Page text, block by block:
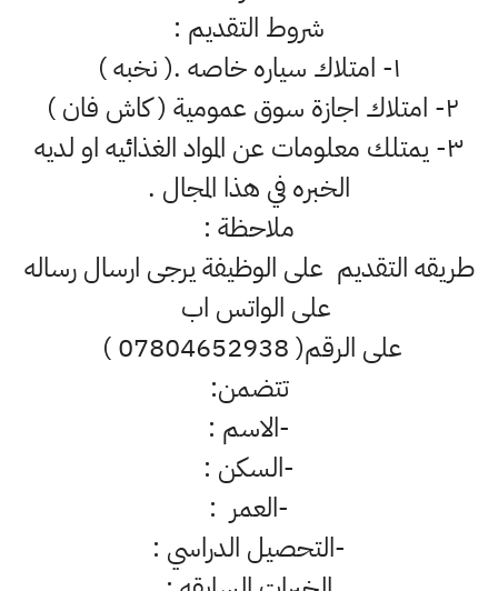
‎١- امتلاك سياره خاصه .( نخبه )
٢- امتلاك اجازة سوق عمومية ( كاش فان )
٣- يمتلك معلومات عن المواد الغذائيه او لديه
الخبره في هذا المجال .
‎طريقه التقديم على الوظيفة يرجى ارسال رساله
على الواتس اب
‎تتضمن: